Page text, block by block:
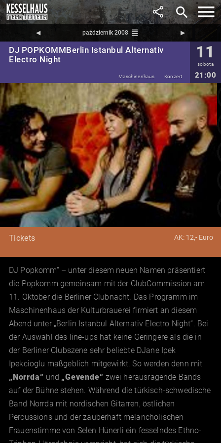
search
◀︎ październik 2008 reorder ▶︎
DJ POPKOMMBerlin Istanbul Alternativ
Electro Night
11
sobota
21:00
Maschinenhaus Konzert
Tickets AK: 12,- Euro
DJ Popkomm“ – unter diesem neuen Namen präsentiert
die Popkomm gemeinsam mit der ClubCommission am
11. Oktober die Berliner Clubnacht. Das Programm im
Maschinenhaus der Kulturbrauerei firmiert an diesem
Abend unter „Berlin Istanbul Alternativ Electro Night“. Bei
der Auswahl des line-ups hat keine Geringere als die in
der Berliner Clubszene sehr beliebte DJane Ipek
Ipekcioglu maßgeblich mitgewirkt. So werden denn mit
„Norrda“ und „Gevende“ zwei herausragende Bands
auf der Bühne stehen. Während die türkisch-schwedische
Band Norrda mit nordischen Gitarren, östlichen
Percussions und der zauberhaft melancholischen
Frauenstimme von Selen Hünerli ein fesselndes Ethno-